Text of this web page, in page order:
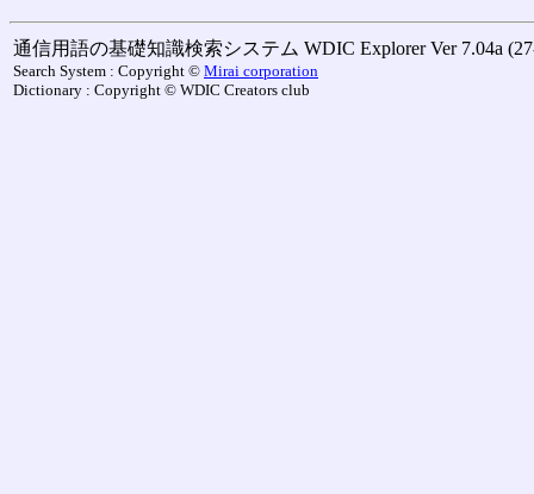
通信用語の基礎知識検索システム WDIC Explorer Ver 7.04a
Search System : Copyright © Mirai corporation
Dictionary : Copyright © WDIC Creators club